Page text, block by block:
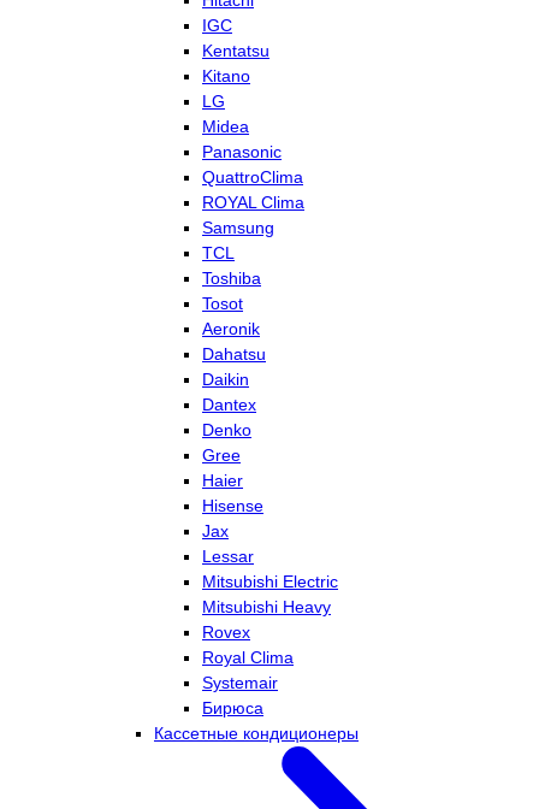
IGC
Kentatsu
Kitano
LG
Midea
Panasonic
QuattroClima
ROYAL Clima
Samsung
TCL
Toshiba
Tosot
Aeronik
Dahatsu
Daikin
Dantex
Denko
Gree
Haier
Hisense
Jax
Lessar
Mitsubishi Electric
Mitsubishi Heavy
Rovex
Royal Clima
Systemair
Бирюса
Кассетные кондиционеры